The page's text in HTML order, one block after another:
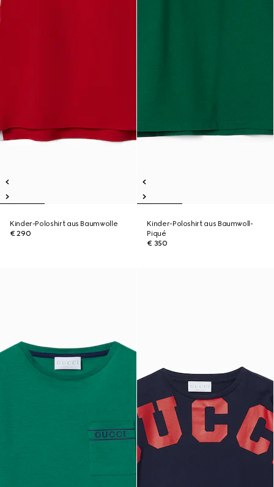
Kinder-Poloshirt aus Baumwolle
€ 290
Kinder-Poloshirt aus Baumwoll-
Piqué
€ 350